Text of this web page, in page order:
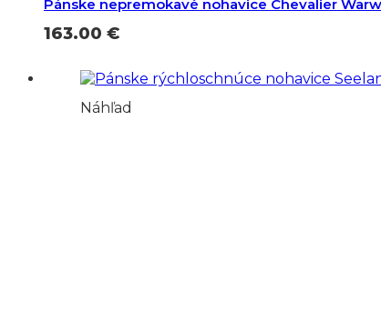
Pánske nepremokavé nohavice Chevalier
163.00 €
Náhľad